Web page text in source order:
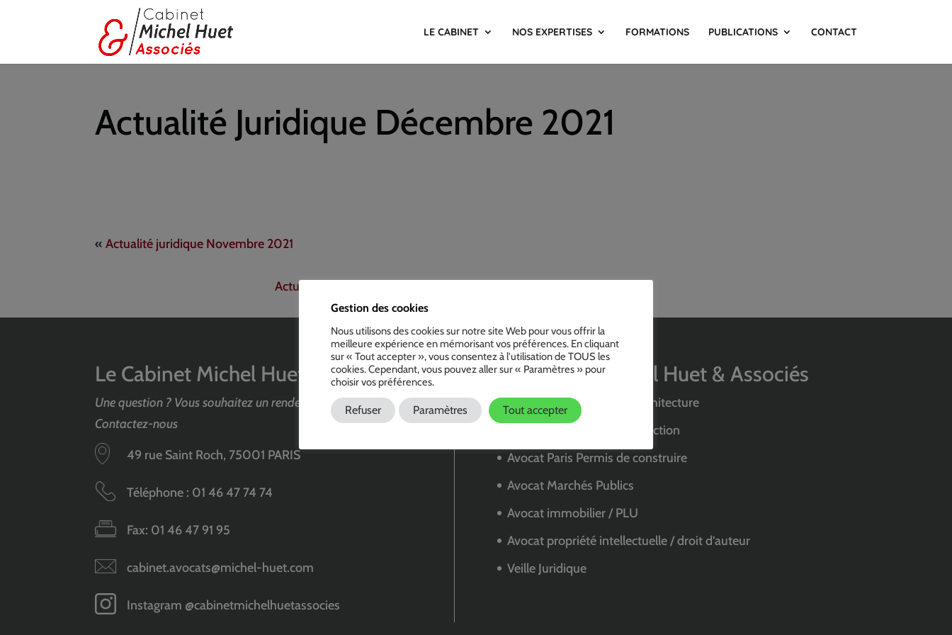
LE CABINET NOS EXPERTISES FORMATIONS PUBLICATIONS CONTACT
Actualité Juridique Décembre 2021
«Actualité juridique Novembre 2021
Actualité Juridique Janvier 2022
Le Cabinet Michel Huet & Associés
Une question ? Vous souhaitez un rendez-vous ?
Contactez-nous
49 rue Saint Roch, 75001 PARIS
Téléphone : 01 46 47 74 74
Fax: 01 46 47 91 95
cabinet.avocats@michel-huet.com
Instagram @cabinetmichelhuetassocies
Le Cabinet Michel Huet & Associés
Avocat Paris Architecte Architecture
Avocat Urbanisme Construction
Avocat Paris Permis de construire
Avocat Marchés Publics
Avocat immobilier / PLU
Avocat propriété intellectuelle / droit d’auteur
Veille Juridique
Gestion des cookies
Nous utilisons des cookies sur notre site Web pour vous offrir la
meilleure expérience en mémorisant vos préférences. En cliquant
sur « Tout accepter », vous consentez à l'utilisation de TOUS les
cookies. Cependant, vous pouvez aller sur « Paramètres » pour
choisir vos préférences.
Refuser Paramètres Tout accepter